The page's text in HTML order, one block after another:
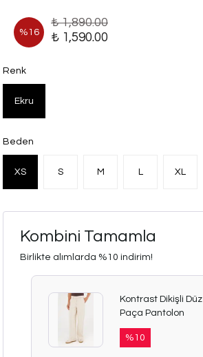
% 16
₺ 1,890.00
₺ 1,590.00
Renk
Ekru
Beden
XS S M L XL
Kombini Tamamla
Birlikte alımlarda %10 indirim!
Kontrast Dikişli Düz
Paça Pantolon
% 10